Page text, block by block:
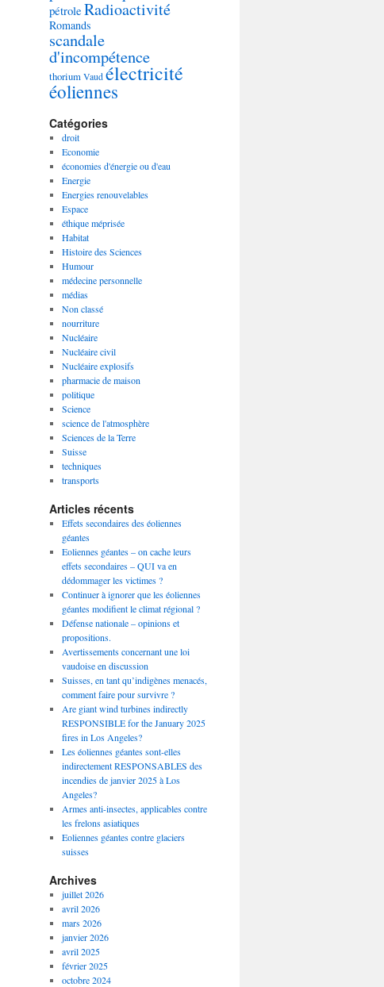
pétrole Radioactivité
Romands
scandale
d'incompétence
thorium Vaud électricité
éoliennes
Catégories
droit
Economie
économies d'énergie ou d'eau
Energie
Energies renouvelables
Espace
éthique méprisée
Habitat
Histoire des Sciences
Humour
médecine personnelle
médias
Non classé
nourriture
Nucléaire
Nucléaire civil
Nucléaire explosifs
pharmacie de maison
politique
Science
science de l'atmosphère
Sciences de la Terre
Suisse
techniques
transports
Articles récents
Effets secondaires des éoliennes
géantes
Eoliennes géantes – on cache leurs
effets secondaires – QUI va en
dédommager les victimes ?
Continuer à ignorer que les éoliennes
géantes modifient le climat régional ?
Défense nationale – opinions et
propositions.
Avertissements concernant une loi
vaudoise en discussion
Suisses, en tant qu’indigènes menacés,
comment faire pour survivre ?
Are giant wind turbines indirectly
RESPONSIBLE for the January 2025
fires in Los Angeles?
Les éoliennes géantes sont-elles
indirectement RESPONSABLES des
incendies de janvier 2025 à Los
Angeles?
Armes anti-insectes, applicables contre
les frelons asiatiques
Eoliennes géantes contre glaciers
suisses
Archives
juillet 2026
avril 2026
mars 2026
janvier 2026
avril 2025
février 2025
octobre 2024